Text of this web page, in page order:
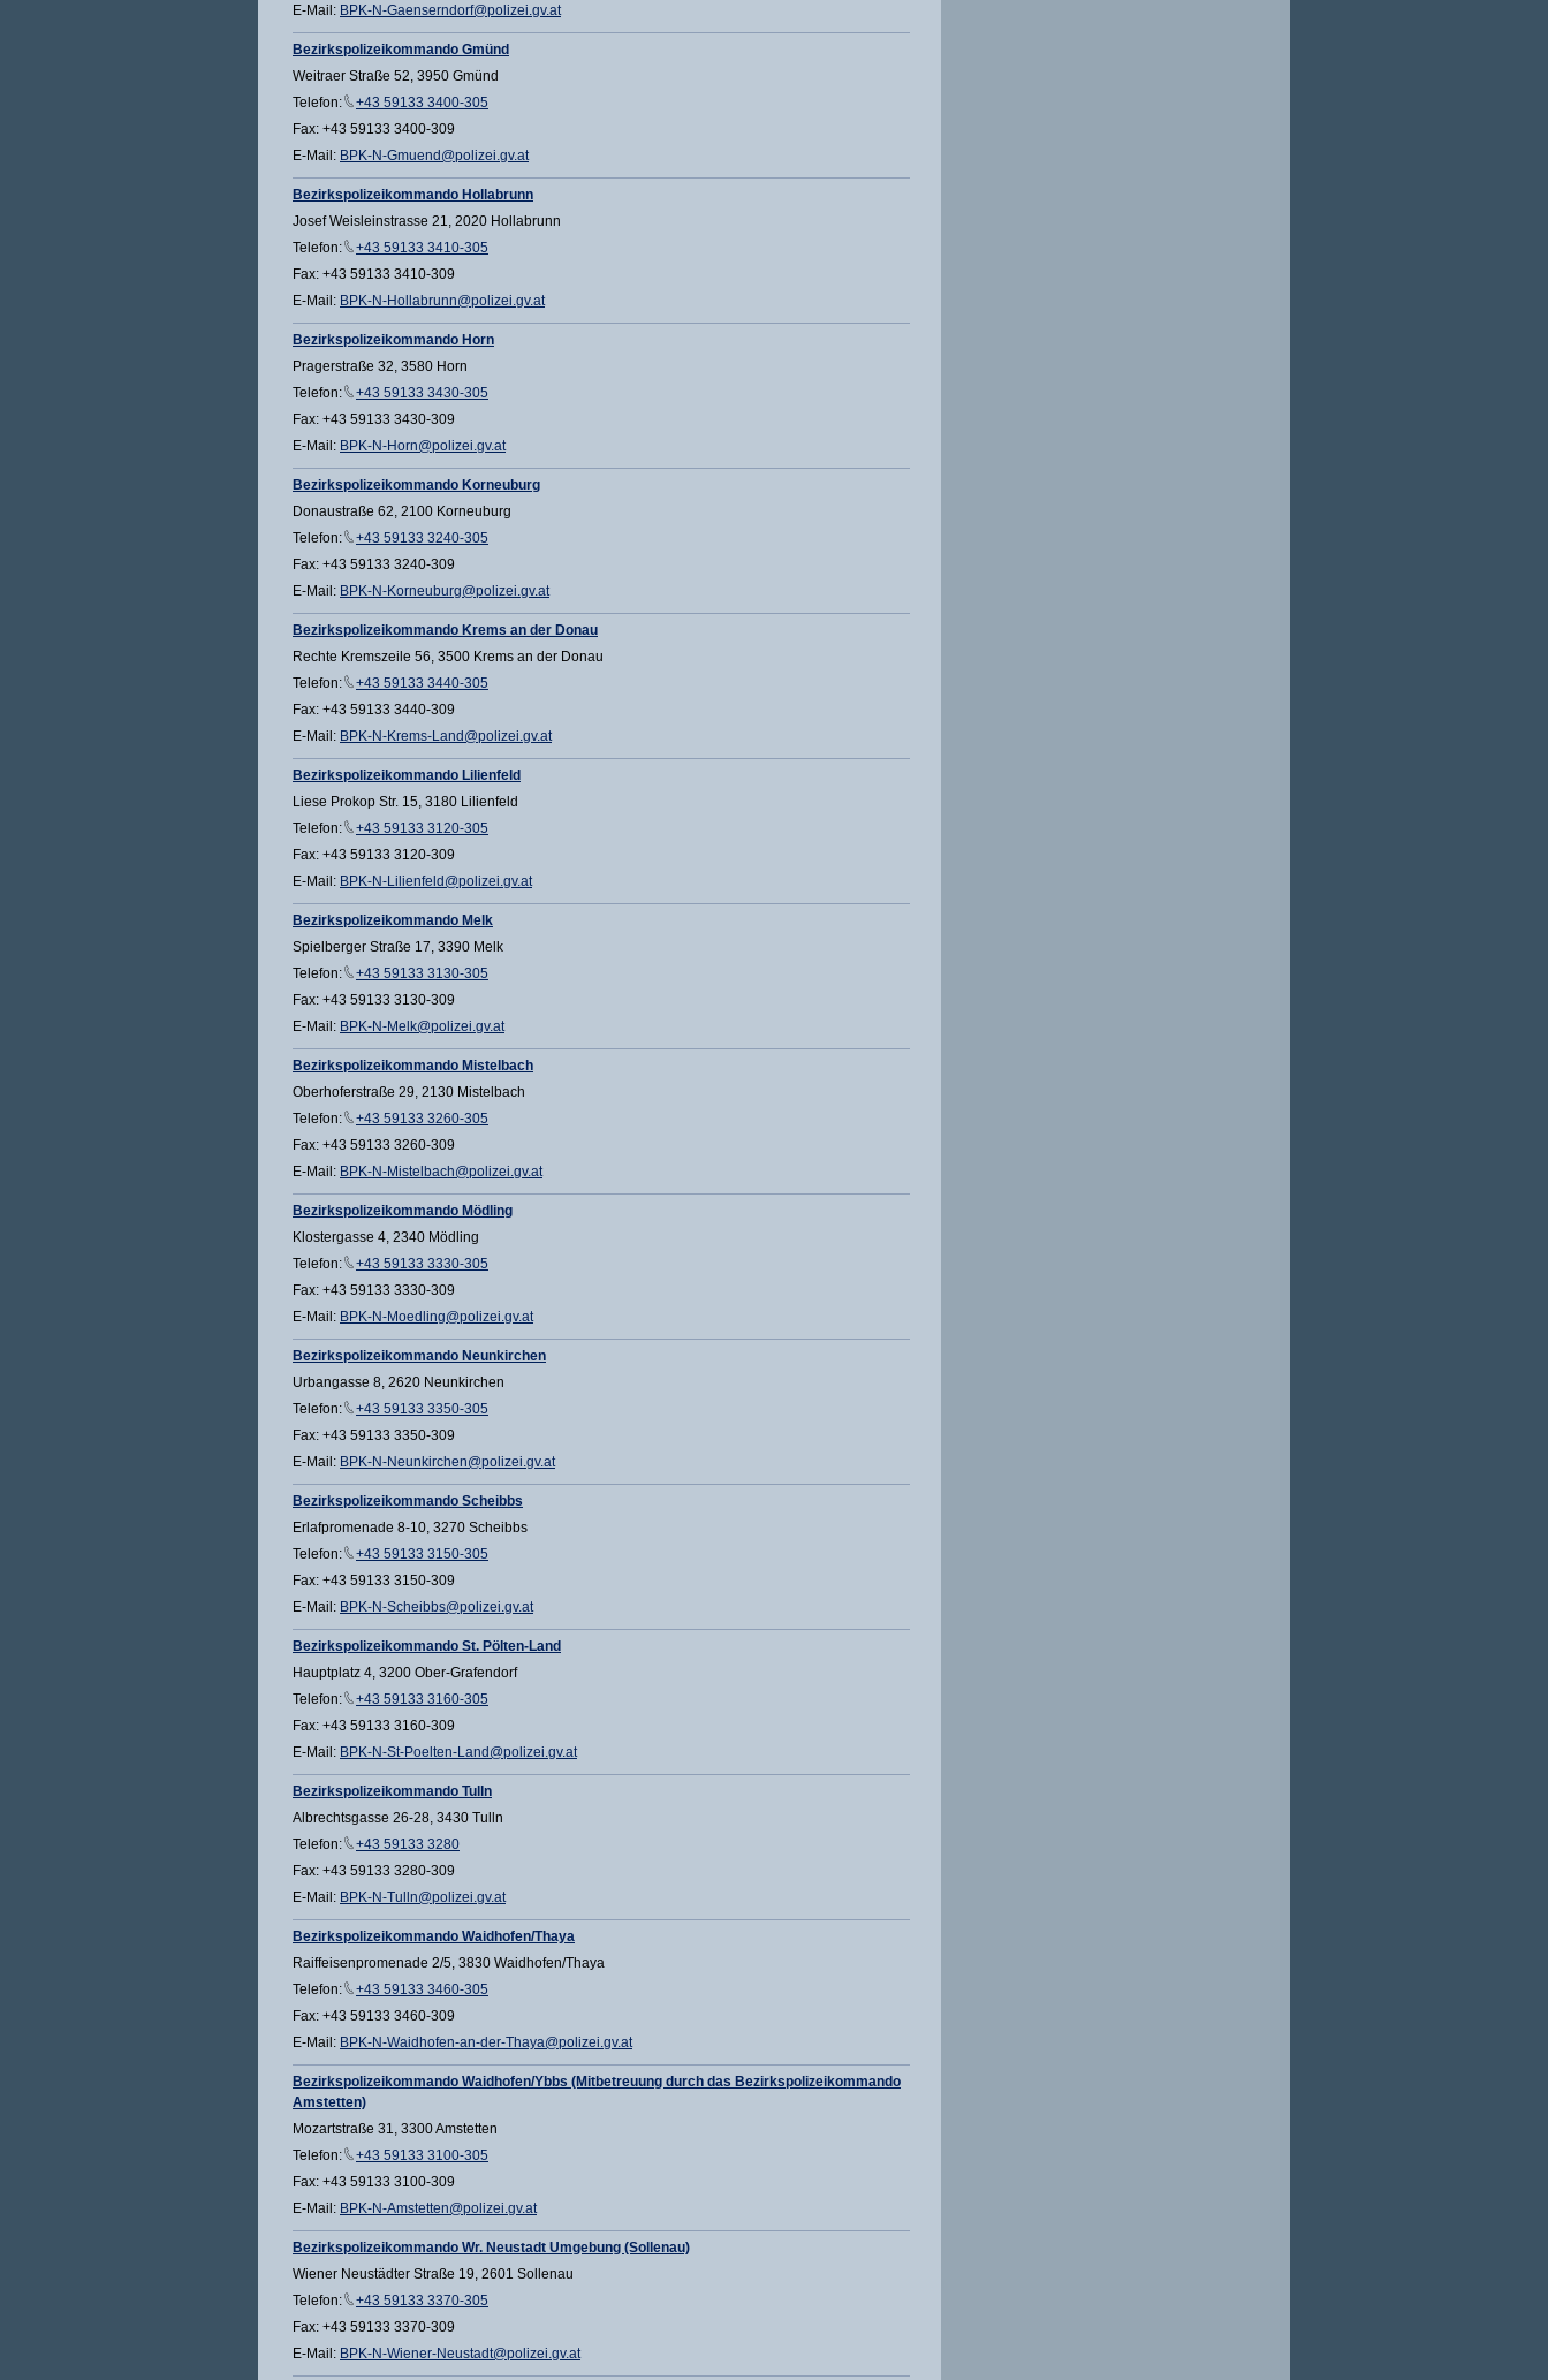
E-Mail: BPK-N-Gaenserndorf@polizei.gv.at
Bezirkspolizeikommando Gmünd
Weitraer Straße 52, 3950 Gmünd
Telefon:
+43 59133 3400-305
Fax: +43 59133 3400-309
E-Mail: BPK-N-Gmuend@polizei.gv.at
Bezirkspolizeikommando Hollabrunn
Josef Weisleinstrasse 21, 2020 Hollabrunn
Telefon:
+43 59133 3410-305
Fax: +43 59133 3410-309
E-Mail: BPK-N-Hollabrunn@polizei.gv.at
Bezirkspolizeikommando Horn
Pragerstraße 32, 3580 Horn
Telefon:
+43 59133 3430-305
Fax: +43 59133 3430-309
E-Mail: BPK-N-Horn@polizei.gv.at
Bezirkspolizeikommando Korneuburg
Donaustraße 62, 2100 Korneuburg
Telefon:
+43 59133 3240-305
Fax: +43 59133 3240-309
E-Mail: BPK-N-Korneuburg@polizei.gv.at
Bezirkspolizeikommando Krems an der Donau
Rechte Kremszeile 56, 3500 Krems an der Donau
Telefon:
+43 59133 3440-305
Fax: +43 59133 3440-309
E-Mail: BPK-N-Krems-Land@polizei.gv.at
Bezirkspolizeikommando Lilienfeld
Liese Prokop Str. 15, 3180 Lilienfeld
Telefon:
+43 59133 3120-305
Fax: +43 59133 3120-309
E-Mail: BPK-N-Lilienfeld@polizei.gv.at
Bezirkspolizeikommando Melk
Spielberger Straße 17, 3390 Melk
Telefon:
+43 59133 3130-305
Fax: +43 59133 3130-309
E-Mail: BPK-N-Melk@polizei.gv.at
Bezirkspolizeikommando Mistelbach
Oberhoferstraße 29, 2130 Mistelbach
Telefon:
+43 59133 3260-305
Fax: +43 59133 3260-309
E-Mail: BPK-N-Mistelbach@polizei.gv.at
Bezirkspolizeikommando Mödling
Klostergasse 4, 2340 Mödling
Telefon:
+43 59133 3330-305
Fax: +43 59133 3330-309
E-Mail: BPK-N-Moedling@polizei.gv.at
Bezirkspolizeikommando Neunkirchen
Urbangasse 8, 2620 Neunkirchen
Telefon:
+43 59133 3350-305
Fax: +43 59133 3350-309
E-Mail: BPK-N-Neunkirchen@polizei.gv.at
Bezirkspolizeikommando Scheibbs
Erlafpromenade 8-10, 3270 Scheibbs
Telefon:
+43 59133 3150-305
Fax: +43 59133 3150-309
E-Mail: BPK-N-Scheibbs@polizei.gv.at
Bezirkspolizeikommando St. Pölten-Land
Hauptplatz 4, 3200 Ober-Grafendorf
Telefon:
+43 59133 3160-305
Fax: +43 59133 3160-309
E-Mail: BPK-N-St-Poelten-Land@polizei.gv.at
Bezirkspolizeikommando Tulln
Albrechtsgasse 26-28, 3430 Tulln
Telefon:
+43 59133 3280
Fax: +43 59133 3280-309
E-Mail: BPK-N-Tulln@polizei.gv.at
Bezirkspolizeikommando Waidhofen/Thaya
Raiffeisenpromenade 2/5, 3830 Waidhofen/Thaya
Telefon:
+43 59133 3460-305
Fax: +43 59133 3460-309
E-Mail: BPK-N-Waidhofen-an-der-Thaya@polizei.gv.at
Bezirkspolizeikommando Waidhofen/Ybbs (Mitbetreuung durch das Bezirkspolizeikommando
Amstetten)
Mozartstraße 31, 3300 Amstetten
Telefon:
+43 59133 3100-305
Fax: +43 59133 3100-309
E-Mail: BPK-N-Amstetten@polizei.gv.at
Bezirkspolizeikommando Wr. Neustadt Umgebung (Sollenau)
Wiener Neustädter Straße 19, 2601 Sollenau
Telefon:
+43 59133 3370-305
Fax: +43 59133 3370-309
E-Mail: BPK-N-Wiener-Neustadt@polizei.gv.at